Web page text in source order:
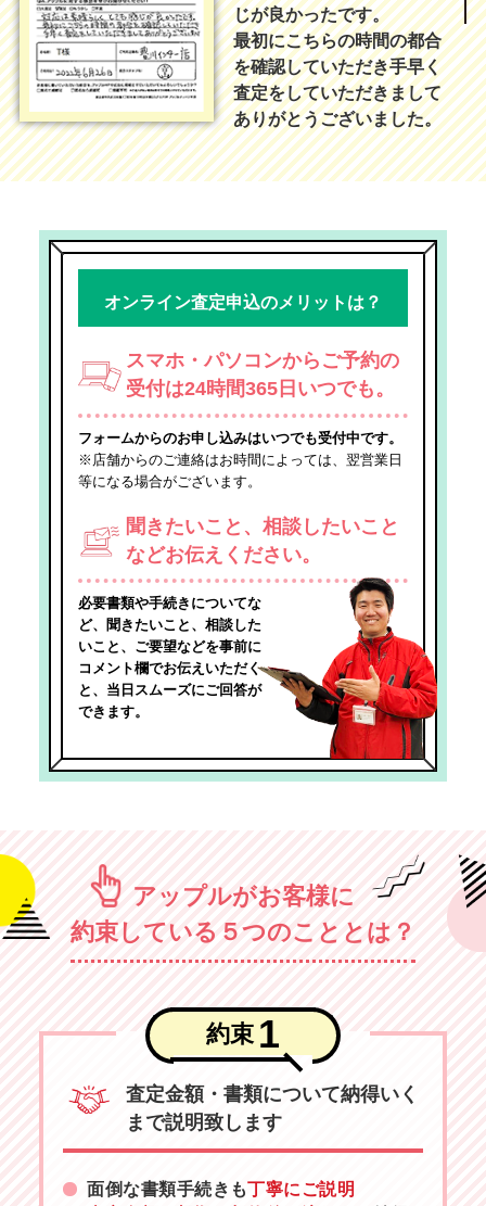
じが良かったです。
最初にこちらの時間の都合
を確認していただき手早く
査定をしていただきまして
ありがとうございました。
オンライン査定申込のメリットは？
スマホ・パソコンからご予約の
受付は24時間365日いつでも。
フォームからのお申し込みはいつでも受付中です。
※店舗からのご連絡はお時間によっては、翌営業日
等になる場合がございます。
聞きたいこと、相談したいこと
などお伝えください。
必要書類や手続きについてな
ど、聞きたいこと、相談した
いこと、ご要望などを事前に
コメント欄でお伝えいただく
と、当日スムーズにご回答が
できます。
アップルがお客様に
約束している５つのこととは？
約束 1
査定金額・書類について納得いく
まで説明致します
面倒な書類手続きも丁寧にご説明